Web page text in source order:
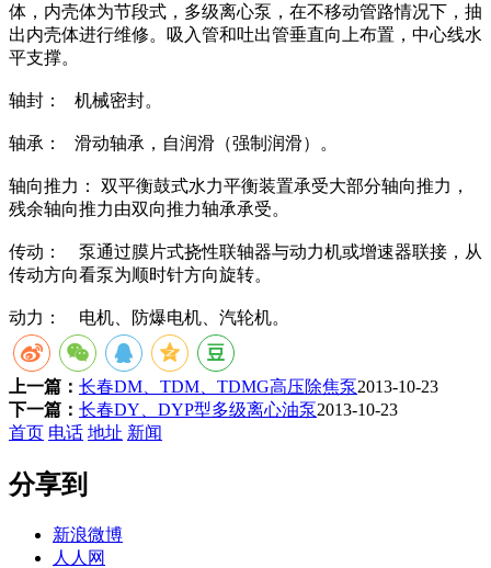
体，内壳体为节段式，多级离心泵，在不移动管路情况下，抽
出内壳体进行维修。吸入管和吐出管垂直向上布置，中心线水
平支撑。
轴封： 机械密封。
轴承： 滑动轴承，自润滑（强制润滑）。
轴向推力： 双平衡鼓式水力平衡装置承受大部分轴向推力，
残余轴向推力由双向推力轴承承受。
传动： 泵通过膜片式挠性联轴器与动力机或增速器联接，从
传动方向看泵为顺时针方向旋转。
动力： 电机、防爆电机、汽轮机。
上一篇： 长春DM、TDM、TDMG高压除焦泵2013-10-23
下一篇： 长春DY、DYP型多级离心油泵2013-10-23
首页 电话 地址 新闻
分享到
新浪微博
人人网